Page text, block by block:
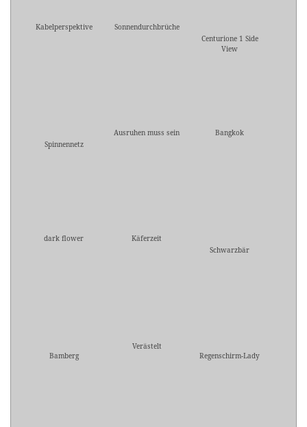
Kabelperspektive
Sonnendurchbrüche
Centurione 1 Side
View
Spinnennetz
Ausruhen muss sein Bangkok
dark flower
Käferzeit
Schwarzbär
Bamberg
Verästelt
Regenschirm-Lady